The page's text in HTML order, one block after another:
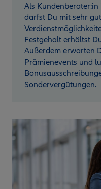
Als
darfst Du mit sehr
Festgehalt erhältst
Außerdem erwarten
Prämienevents und
Sondervergütungen.